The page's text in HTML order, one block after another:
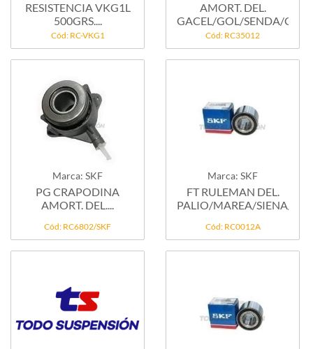
RESISTENCIA VKG1L
500GRS....
Cód: RC-VKG1
AMORT. DEL.
GACEL/GOL/SENDA/
Cód: RC35012
Marca: SKF
PG CRAPODINA
AMORT. DEL....
Cód: RC6802/SKF
Marca: SKF
FT RULEMAN DEL.
PALIO/MAREA/SIENA/
Cód: RC0012A